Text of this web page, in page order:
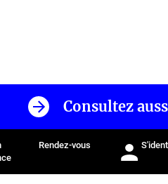
Consultez
Rendez-vous